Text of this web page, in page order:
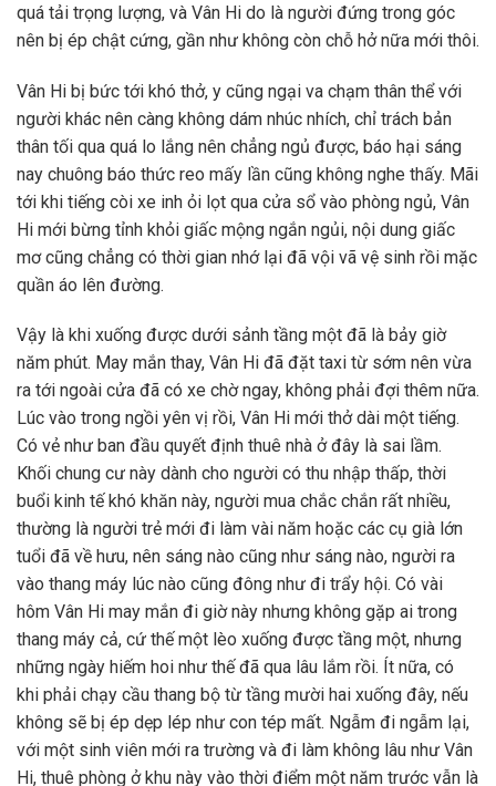
quá tải trọng lượng, và Vân Hi do là người đứng trong góc
nên bị ép chật cứng, gần như không còn chỗ hở nữa mới thôi.
Vân Hi bị bức tới khó thở, y cũng ngại va chạm thân thể với
người khác nên càng không dám nhúc nhích, chỉ trách bản
thân tối qua quá lo lắng nên chẳng ngủ được, báo hại sáng
nay chuông báo thức reo mấy lần cũng không nghe thấy. Mãi
tới khi tiếng còi xe inh ỏi lọt qua cửa sổ vào phòng ngủ, Vân
Hi mới bừng tỉnh khỏi giấc mộng ngắn ngủi, nội dung giấc
mơ cũng chẳng có thời gian nhớ lại đã vội vã vệ sinh rồi mặc
quần áo lên đường.
Vậy là khi xuống được dưới sảnh tầng một đã là bảy giờ
năm phút. May mắn thay, Vân Hi đã đặt taxi từ sớm nên vừa
ra tới ngoài cửa đã có xe chờ ngay, không phải đợi thêm nữa.
Lúc vào trong ngồi yên vị rồi, Vân Hi mới thở dài một tiếng.
Có vẻ như ban đầu quyết định thuê nhà ở đây là sai lầm.
Khối chung cư này dành cho người có thu nhập thấp, thời
buổi kinh tế khó khăn này, người mua chắc chắn rất nhiều,
thường là người trẻ mới đi làm vài năm hoặc các cụ già lớn
tuổi đã về hưu, nên sáng nào cũng như sáng nào, người ra
vào thang máy lúc nào cũng đông như đi trẩy hội. Có vài
hôm Vân Hi may mắn đi giờ này nhưng không gặp ai trong
thang máy cả, cứ thế một lèo xuống được tầng một, nhưng
những ngày hiếm hoi như thế đã qua lâu lắm rồi. Ít nữa, có
khi phải chạy cầu thang bộ từ tầng mười hai xuống đây, nếu
không sẽ bị ép dẹp lép như con tép mất. Ngẫm đi ngẫm lại,
với một sinh viên mới ra trường và đi làm không lâu như Vân
Hi, thuê phòng ở khu này vào thời điểm một năm trước vẫn là